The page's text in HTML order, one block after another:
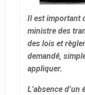
Il est important
ministre des
des lois et
demandé,
appliquer.
L’absence